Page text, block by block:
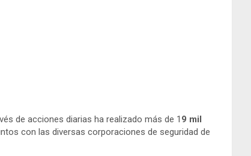
de acciones diarias ha realizado más de 1 9 mil
con las diversas corporaciones de seguridad de